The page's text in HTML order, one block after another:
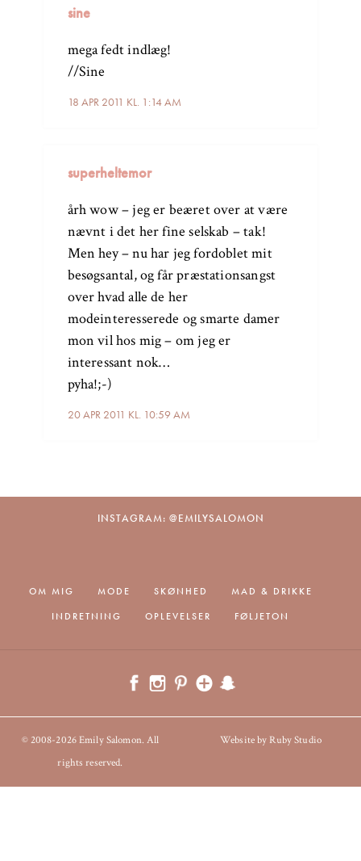
sine
18 APR 2011 KL. 1:14 AM
mega fedt indlæg!
//Sine
superheltemor
20 APR 2011 KL. 10:59 AM
årh wow – jeg er beæret over at være
nævnt i det her fine selskab – tak!
Men hey – nu har jeg fordoblet mit
besøgsantal, og får præstationsangst
over hvad alle de her
modeinteresserede og smarte damer
mon vil hos mig – om jeg er
interessant nok…
pyha!;-)
INSTAGRAM: @EMILYSALOMON
OM MIG MODE SKØNHED
MAD & DRIKKE
INDRETNING
OPLEVELSER FØLJETON
© 2008-2026 Emily Salomon. All
rights reserved.
Website by Ruby Studio